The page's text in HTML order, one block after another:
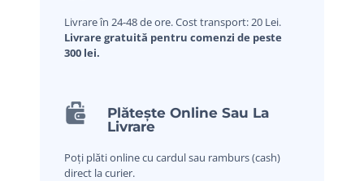
Livrare în 24-48 de ore. Cost transport: 20 Lei.
Livrare gratuită pentru comenzi de peste
300 lei.
Plătește Online Sau La
Livrare
Poți plăti online cu cardul sau ramburs (cash)
direct la curier.